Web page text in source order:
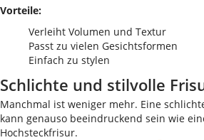
Vorteile:
Verleiht Volumen und Textur
Passt zu vielen Gesichtsformen
Einfach zu stylen
Schlichte und stilvolle
Manchmal ist weniger mehr. Eine
kann genauso beeindruckend sein wie
Hochsteckfrisur.